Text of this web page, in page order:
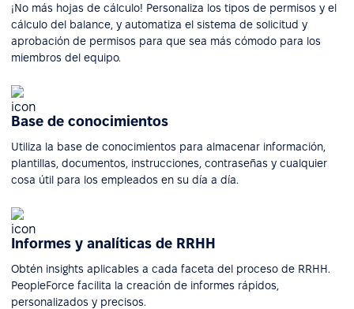
¡No más hojas de cálculo! Personaliza los tipos de permisos y el
cálculo del balance, y automatiza el sistema de solicitud y
aprobación de permisos para que sea más cómodo para los
miembros del equipo.
Base de conocimientos
Utiliza la base de conocimientos para almacenar información,
plantillas, documentos, instrucciones, contraseñas y cualquier
cosa útil para los empleados en su día a día.
Informes y analíticas de RRHH
Obtén insights aplicables a cada faceta del proceso de RRHH.
PeopleForce facilita la creación de informes rápidos,
personalizados y precisos.